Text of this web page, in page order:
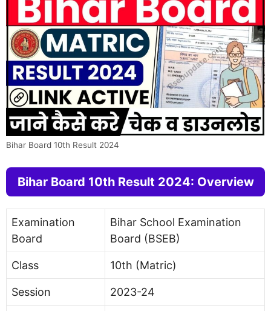
Bihar Board 10th Result 2024
Bihar Board 10th Result 2024: Overview
Examination
Board
Bihar School Examination
Board (BSEB)
Class 10th (Matric)
Session 2023-24